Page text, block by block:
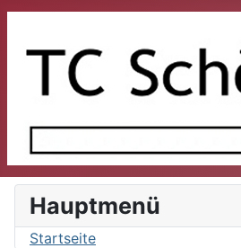
Hauptmenü
Startseite